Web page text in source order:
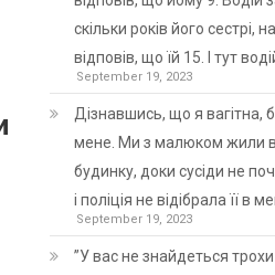
скільки років його сестрі,
відповів, що їй 15. І тут
September 19, 2023
Дізнавшись, що я вагітна,
мене. Ми з малюком жили
будинку, доки сусіди не
і поліція не відібрала її в
September 19, 2023
”У вас не знайдеться